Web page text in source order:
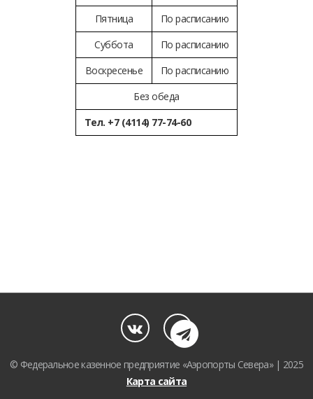
Пятница
По расписанию
Суббота
По расписанию
Воскресенье
По расписанию
Без обеда
Тел. +7 (4114) 77-74-60
© Федеральное казенное предприятие «Аэропорты Севера» | 2025
Карта сайта